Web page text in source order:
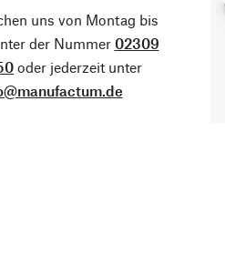
uns von Montag bis
der Nummer 02309
oder jederzeit unter